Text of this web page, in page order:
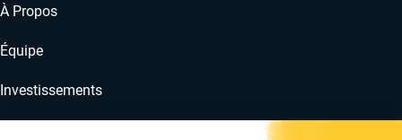
À Propos
Équipe
Investissements